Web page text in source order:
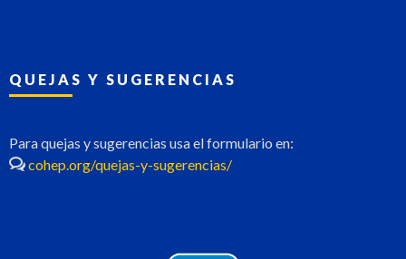
QUEJAS Y SUGERENCIAS
Para quejas y sugerencias usa el formulario en:
cohep.org/quejas-y-sugerencias/